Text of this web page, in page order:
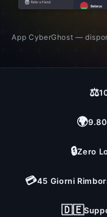
App CyberGhost —
⚖️
🌍
🔒Zero
💳45 Giorni
🇩🇪